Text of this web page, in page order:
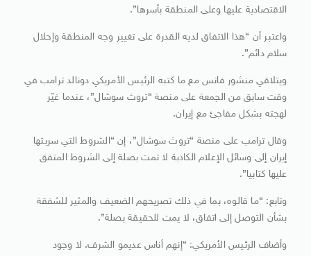
الاقتصادية عليها وعلى المنطقة بأسرها”.
واعتبر أن “هذا الاتفاق لديه القدرة على تغيير وجه المنطقة وإحلال
سلام دائم”.
ويتلاقي منشور فانس مع ما كتبه الرئيس الأمريكي دونالد ترامب في
وقت سابق من الجمعة على منصة “تروث سوشال”، عندما غيّر
لهجته بشكل مفاجئ مع إيران.
وقال ترامب على منصة “تروث سوشال”، إن “الشروط التي سربتها
إيران إلى وسائل الإعلام الكاذبة لا تمت بصلة إلى الشروط المتفق
عليها كتابيا”.
وتابع: “ما قالوه، بما في ذلك تصريحهم الضعيف والمثير للشفقة
بشأن التوصل إلى اتفاق، لا يمت للحقيقة بصلة”.
وأضاف الرئيس الأمريكي: “إنهم أناس عديمو الشرف. لا وجود